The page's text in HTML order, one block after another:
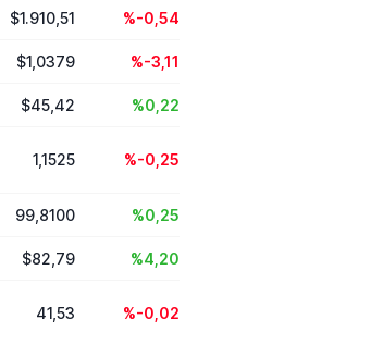
$1.910,51 %-0,54
$1,0379 %-3,11
$45,42 %0,22
1,1525 %-0,25
99,8100 %0,25
$82,79 %4,20
41,53 %-0,02